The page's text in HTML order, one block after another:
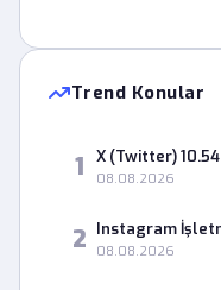
Trend Konular
1 X (Twitter)
08.08.2026
2 Instagram
08.08.2026